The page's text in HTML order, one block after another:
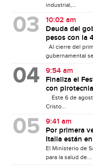
industrial,...
10:02 am
Deuda del
pesos con la
Al cierre del
gubernamental
9:54 am
Finaliza el
con pirotecnia
Este 6 de
Cristo...
9:41 am
Por primera
Italia están
El Ministerio de
para la salud de...